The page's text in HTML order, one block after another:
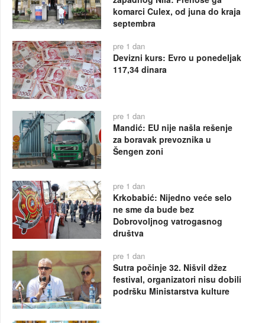
komarci Culex, od juna do kraja
septembra
pre 1 dan
Devizni kurs: Evro u ponedeljak
117,34 dinara
pre 1 dan
Mandić: EU nije našla rešenje
za boravak prevoznika u
Šengen zoni
pre 1 dan
Krkobabić: Nijedno veće selo
ne sme da bude bez
Dobrovoljnog vatrogasnog
društva
pre 1 dan
Sutra počinje 32. Nišvil džez
festival, organizatori nisu dobili
podršku Ministarstva kulture